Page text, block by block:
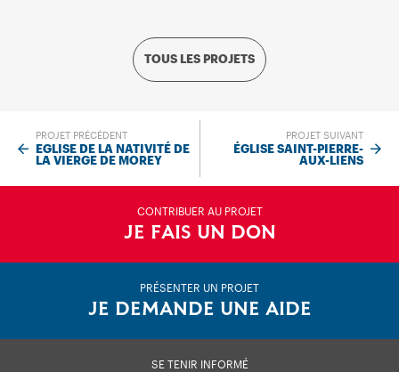
TOUS LES PROJETS
PROJET PRÉCÉDENT
EGLISE DE LA NATIVITÉ DE
LA VIERGE DE MOREY
PROJET SUIVANT
ÉGLISE SAINT-PIERRE-
AUX-LIENS
CONTRIBUER AU PROJET
JE FAIS UN DON
PRÉSENTER UN PROJET
JE DEMANDE UNE AIDE
SE TENIR INFORMÉ